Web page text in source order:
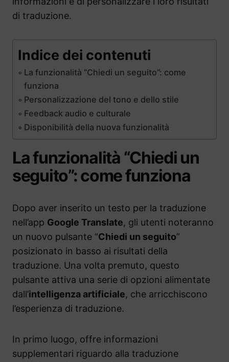
di traduzione.
Indice dei contenuti
La funzionalità “Chiedi un seguito”: come
funziona
Personalizzazione del tono e dello stile
Feedback audio e culturale
Disponibilità della nuova funzionalità
La funzionalità “Chiedi un
seguito”: come funziona
Dopo aver inserito un testo per la traduzione
nell’app Google Translate, gli utenti noteranno
un nuovo pulsante “Chiedi un seguito”
posizionato in basso ai risultati della
traduzione. Una volta premuto, questo
pulsante attiva una serie di opzioni alimentate
dall’intelligenza artificiale, che arricchiscono
l’esperienza di traduzione.
In primo luogo, offre informazioni
supplementari riguardo alla traduzione